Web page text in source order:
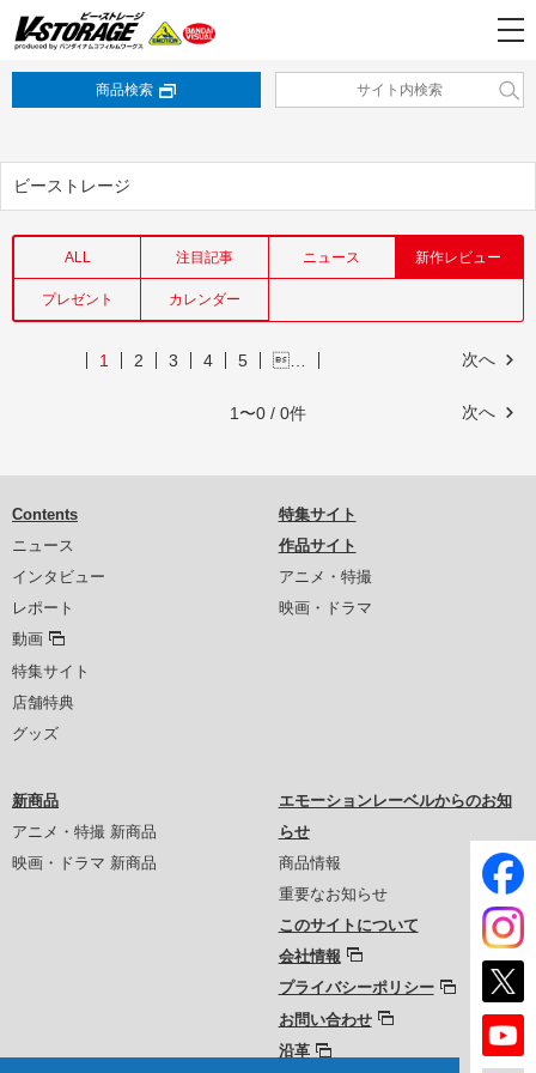
商品検索
ビーストレージ
ALL 注目記事 ニュース 新作レビュー
プレゼント カレンダー
次へ
1 2 3 4 5 …
次へ
1〜0 / 0件
Contents
ニュース
インタビュー
レポート
動画
特集サイト
店舗特典
グッズ
特集サイト
作品サイト
アニメ・特撮
映画・ドラマ
新商品
アニメ・特撮 新商品
映画・ドラマ 新商品
エモーションレーベルからのお知
らせ
商品情報
重要なお知らせ
このサイトについて
会社情報
プライバシーポリシー
お問い合わせ
沿革